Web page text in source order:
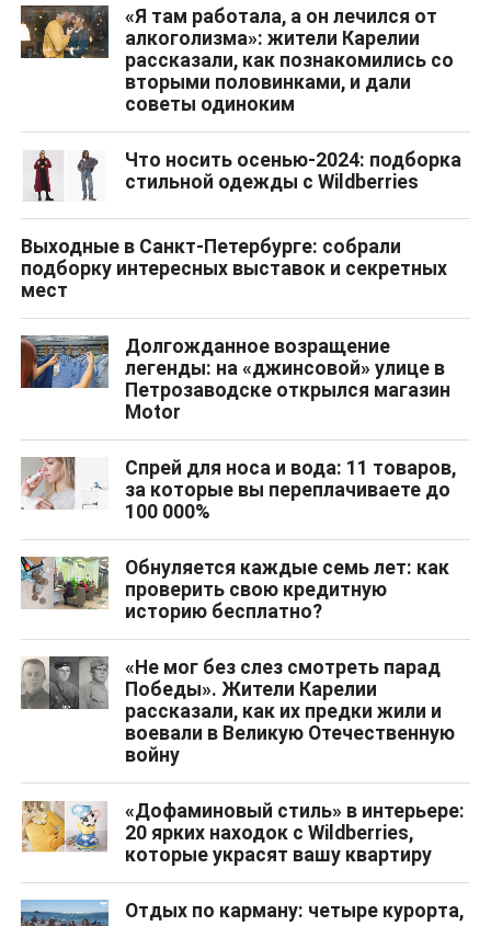
«Я там работала, а он лечился от
алкоголизма»: жители Карелии
рассказали, как познакомились со
вторыми половинками, и дали
советы одиноким
Что носить осенью-2024: подборка
стильной одежды с Wildberries
Выходные в Санкт-Петербурге: собрали
подборку интересных выставок и секретных
мест
Долгожданное возращение
легенды: на «джинсовой» улице в
Петрозаводске открылся магазин
Motor
Спрей для носа и вода: 11 товаров,
за которые вы переплачиваете до
100 000%
Обнуляется каждые семь лет: как
проверить свою кредитную
историю бесплатно?
«Не мог без слез смотреть парад
Победы». Жители Карелии
рассказали, как их предки жили и
воевали в Великую Отечественную
войну
«Дофаминовый стиль» в интерьере:
20 ярких находок с Wildberries,
которые украсят вашу квартиру
Отдых по карману: четыре курорта,